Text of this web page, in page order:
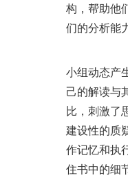
构，帮助他
们的分析能
小组动态产
己的解读与
比，刺激了
建设性的质
作记忆和执
住书中的细